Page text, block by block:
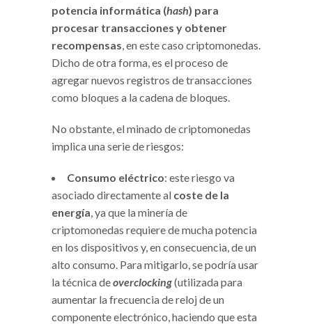
potencia informática (hash) para
procesar transacciones y obtener
recompensas, en este caso criptomonedas.
Dicho de otra forma, es el proceso de
agregar nuevos registros de transacciones
como bloques a la cadena de bloques.
No obstante, el minado de criptomonedas
implica una serie de riesgos:
Consumo eléctrico: este riesgo va
asociado directamente al coste de la
energía, ya que la minería de
criptomonedas requiere de mucha potencia
en los dispositivos y, en consecuencia, de un
alto consumo. Para mitigarlo, se podría usar
la técnica deoverclocking(utilizada para
aumentar la frecuencia de reloj de un
componente electrónico, haciendo que esta